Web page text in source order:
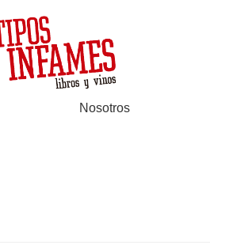
Nosotros